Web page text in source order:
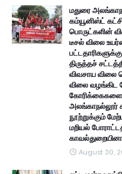
மதுரை
கம்யூனிஸ்ட்
பொருட்களின்
டீசல் விலை
திருத்தச்
விவசாய விலை
விலை வழங்கிட
கோரிக்கைகளை
அலங்காநல்லூர்
நூற்றுக்கும்
மறியல்
August 30,